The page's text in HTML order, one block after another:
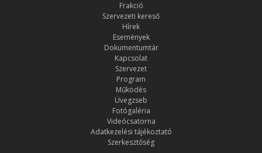
Frakció
Szervezeti kereső
Hírek
Események
Dokumentumtár
Kapcsolat
Szervezet
Program
Működés
Üvegzseb
Fotógaléria
Videócsatorna
Adatkezelési tájékoztató
Szerkesztőség